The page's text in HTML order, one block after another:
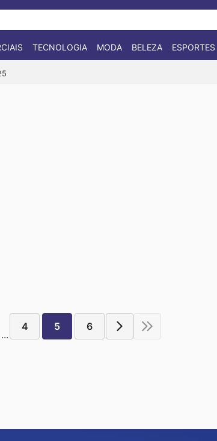
TECNOLOGIA MODA BELEZA ESPORTES
...
4 5 6